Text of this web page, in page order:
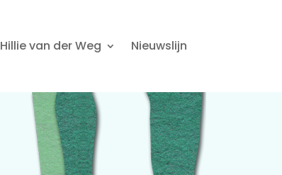
Hillie van der Weg Nieuwslijn